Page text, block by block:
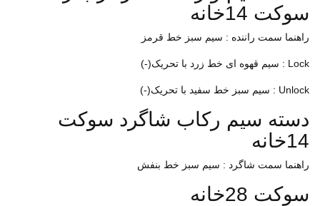
سوکت 14خانه
راهنما سمت راننده : سیم سبز خط قرمز
Lock : سیم قهوه ای خط زرد با تحریک(-)
Unlock : سیم سبز خط سفید با تحریک(-)
دسته سیم رکاب شاگرد سوکت
14خانه
راهنما سمت شاگرد : سیم سبز خط بنفش
سوکت 28خانه